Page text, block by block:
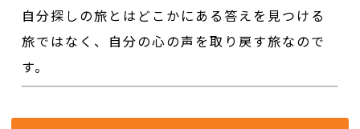
自分探しの旅とはどこかにある答えを見つける
旅ではなく、自分の心の声を取り戻す旅なので
す。